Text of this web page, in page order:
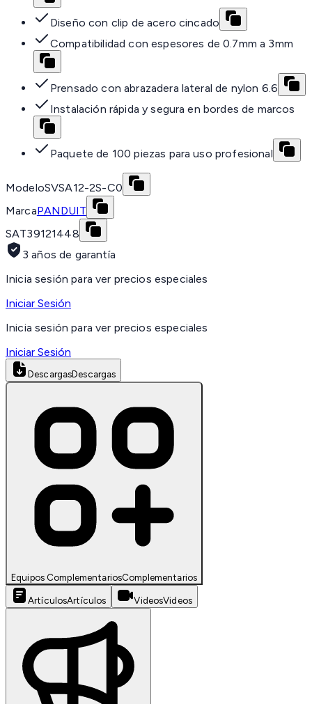
Diseño con clip de acero cincado
Compatibilidad con espesores de 0.7mm a 3mm
Prensado con abrazadera lateral de nylon 6.6
Instalación rápida y segura en bordes de marcos
Paquete de 100 piezas para uso profesional
ModeloSVSA12-2S-C0
MarcaPANDUIT
SAT39121448
3 años de garantía
Inicia sesión para ver precios especiales
Iniciar Sesión
Inicia sesión para ver precios especiales
Iniciar Sesión
DescargasDescargas
Equipos ComplementariosComplementarios
ArtículosArtículos VideosVideos